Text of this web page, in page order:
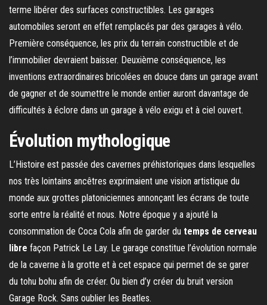
terme libérer des surfaces constructibles. Les garages
automobiles seront en effet remplacés par des garages à vélo.
Première conséquence, les prix du terrain constructible et de
l’immobilier devraient baisser. Deuxième conséquence, les
inventions extraordinaires bricolées en douce dans un garage avant
de gagner et de soumettre le monde entier auront davantage de
difficultés à éclore dans un garage à vélo exigu et à ciel ouvert.
Évolution mythologique
L’Histoire est passée des cavernes préhistoriques dans lesquelles
nos très lointains ancêtres exprimaient une vision artistique du
monde aux grottes platoniciennes annonçant les écrans de toute
sorte entre la réalité et nous. Notre époque y a ajouté la
consommation de Coca Cola afin de garder du temps de cerveau
libre façon Patrick Le Lay. Le garage constitue l’évolution normale
de la caverne à la grotte et à cet espace qui permet de se garer
du tohu bohu afin de créer. Ou bien d’y créer du bruit version
Garage Rock. Sans oublier les Beatles.